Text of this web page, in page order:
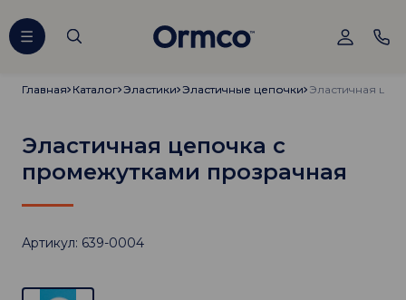
Главная
Главная Каталог
Каталог Эластики
Эластики Эластичные цепочки
Эластичные цепочки
Эластичная цепочка с
промежутками прозрачная
Артикул: 639-0004